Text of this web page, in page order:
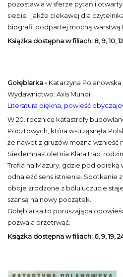
pozostawia w sferze pytań i
siebie i jakże ciekawej dla
biografii podpartej mocną warstwą
Książka dostępna w filiach: 8, 9, 10, 12,
Gołębiarka - Katarzyna Polanowska
Wydawnictwo: Axis Mundi
Literatura piękna, powieść
W 20. rocznicę katastrofy
Pocztowych, która wstrząsnęła
że nawet z gruzów można wznieść
Siedemnastoletnia Klara traci
Trafia na Mazury, gdzie pod opieką
odnaleźć sens istnienia. Spotkanie
oboje zrodzone z bólu uczucie
szansą na nowy początek.
Gołębiarka to poruszająca
pozwala przetrwać.
Książka dostępna w filiach: 6, 9, 19,